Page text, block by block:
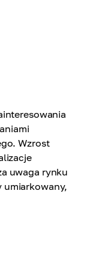
Wzrost
uwaga rynku
umiarkowany,